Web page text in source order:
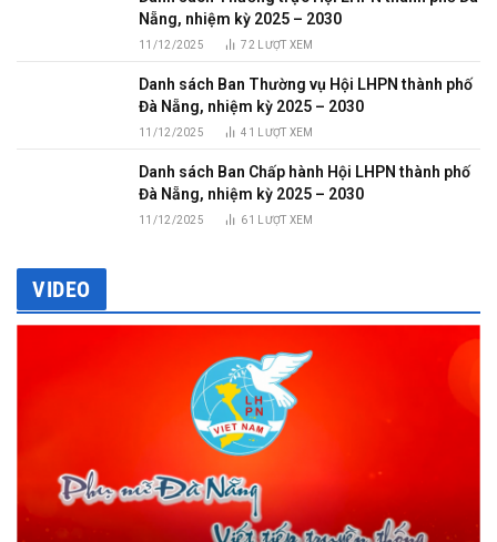
Nẵng, nhiệm kỳ 2025 – 2030
11/12/2025 72 LƯỢT XEM
Danh sách Ban Thường vụ Hội LHPN thành phố
Đà Nẵng, nhiệm kỳ 2025 – 2030
11/12/2025 41 LƯỢT XEM
Danh sách Ban Chấp hành Hội LHPN thành phố
Đà Nẵng, nhiệm kỳ 2025 – 2030
11/12/2025 61 LƯỢT XEM
VIDEO